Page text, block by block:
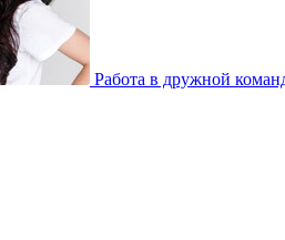
Работа в дружной